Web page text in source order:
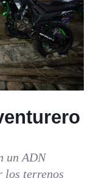
un ADN
los terrenos